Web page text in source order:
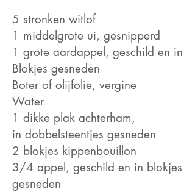
5 stronken witlof
1 middelgrote ui, gesnipperd
1 grote aardappel, geschild en in
Blokjes gesneden
Boter of olijfolie, vergine
Water
1 dikke plak achterham,
in dobbelsteentjes gesneden
2 blokjes kippenbouillon
3/4 appel, geschild en in blokjes
gesneden